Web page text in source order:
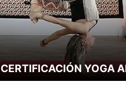
CERTIFICACIÓN YOGA